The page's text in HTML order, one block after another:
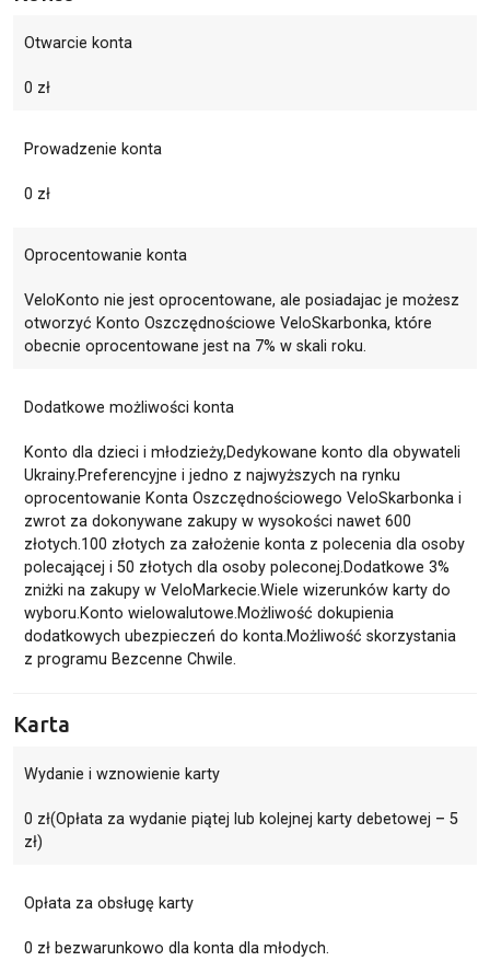
Otwarcie konta
0 zł
Prowadzenie konta
0 zł
Oprocentowanie konta
VeloKonto nie jest oprocentowane, ale posiadajac je możesz
otworzyć Konto Oszczędnościowe VeloSkarbonka, które
obecnie oprocentowane jest na 7% w skali roku.
Dodatkowe możliwości konta
Konto dla dzieci i młodzieży,Dedykowane konto dla obywateli
Ukrainy.Preferencyjne i jedno z najwyższych na rynku
oprocentowanie Konta Oszczędnościowego VeloSkarbonka i
zwrot za dokonywane zakupy w wysokości nawet 600
złotych.100 złotych za założenie konta z polecenia dla osoby
polecającej i 50 złotych dla osoby poleconej.Dodatkowe 3%
zniżki na zakupy w VeloMarkecie.Wiele wizerunków karty do
wyboru.Konto wielowalutowe.Możliwość dokupienia
dodatkowych ubezpieczeń do konta.Możliwość skorzystania
z programu Bezcenne Chwile.
Karta
Wydanie i wznowienie karty
0 zł(Opłata za wydanie piątej lub kolejnej karty debetowej – 5
zł)
Opłata za obsługę karty
0 zł bezwarunkowo dla konta dla młodych.